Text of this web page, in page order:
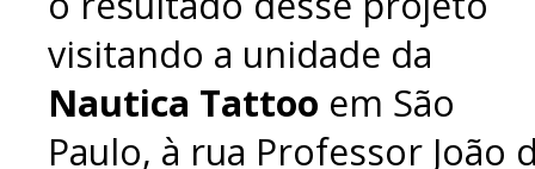
visitando a unidade da
Nautica Tattoo em São
Paulo, à rua Professor João